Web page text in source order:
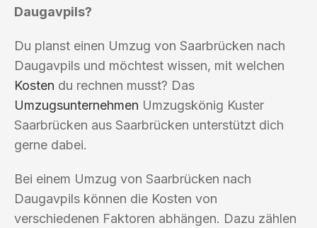
Daugavpils?
Du planst einen Umzug von Saarbrücken nach
Daugavpils und möchtest wissen, mit welchen
Kosten du rechnen musst? Das
Umzugsunternehmen Umzugskönig Kuster
Saarbrücken aus Saarbrücken unterstützt dich
gerne dabei.
Bei einem Umzug von Saarbrücken nach
Daugavpils können die Kosten von
verschiedenen Faktoren abhängen. Dazu zählen